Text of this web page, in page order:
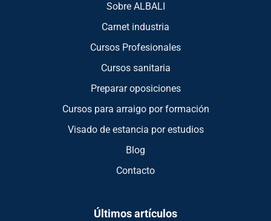
Sobre ALBALI
Carnet industria
Cursos Profesionales
Cursos sanitaria
Preparar oposiciones
Cursos para arraigo por formación
Visado de estancia por estudios
Blog
Contacto
Últimos artículos